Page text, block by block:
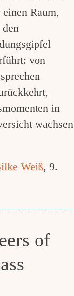
Raum,
den
von
in
wachsen
Weiß, 9.
of